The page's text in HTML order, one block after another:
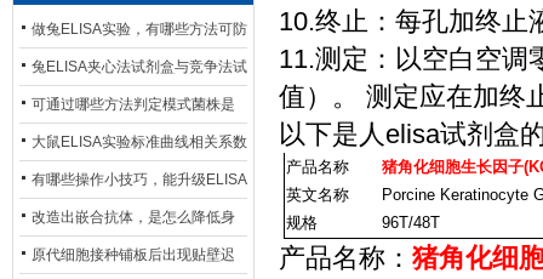
做兔ELISA实验，有哪些方法可防
止平台效应发生？
兔ELISA夹心法试剂盒与竞争法试
剂盒，适用检测场景存在哪些差
异？
可通过哪些方法判定模式菌株是
否存在杂菌污染？
大鼠ELISA实验标准曲线相关系数
偏低，可从哪些维度开展问题排
查？
有哪些操作小技巧，能升级ELISA
的LOD与LOQ性能？
改造出嵌合抗体，是怎么降低身
体生成抗鼠抗体（HAMA）的？
原代细胞接种铺板后出现贴壁迟
10.终止：每孔加终止
11.测定：以空白空调
值）。 测定应在加终
以下是 人elisa试剂盒
产品名称
猪角化细胞生长因子
英文名称
Porcine Keratinocyte
规格
96T/48T
产品名称： 猪角化细